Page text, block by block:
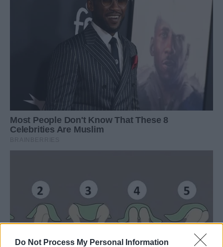
Do Not Process My Personal Information